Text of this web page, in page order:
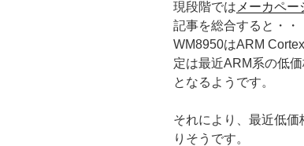
現段階では メーカペー
記事を総合すると・・
WM8950はARM
定は最近ARM系の低
となるようです。
それにより、最近低
りそうです。